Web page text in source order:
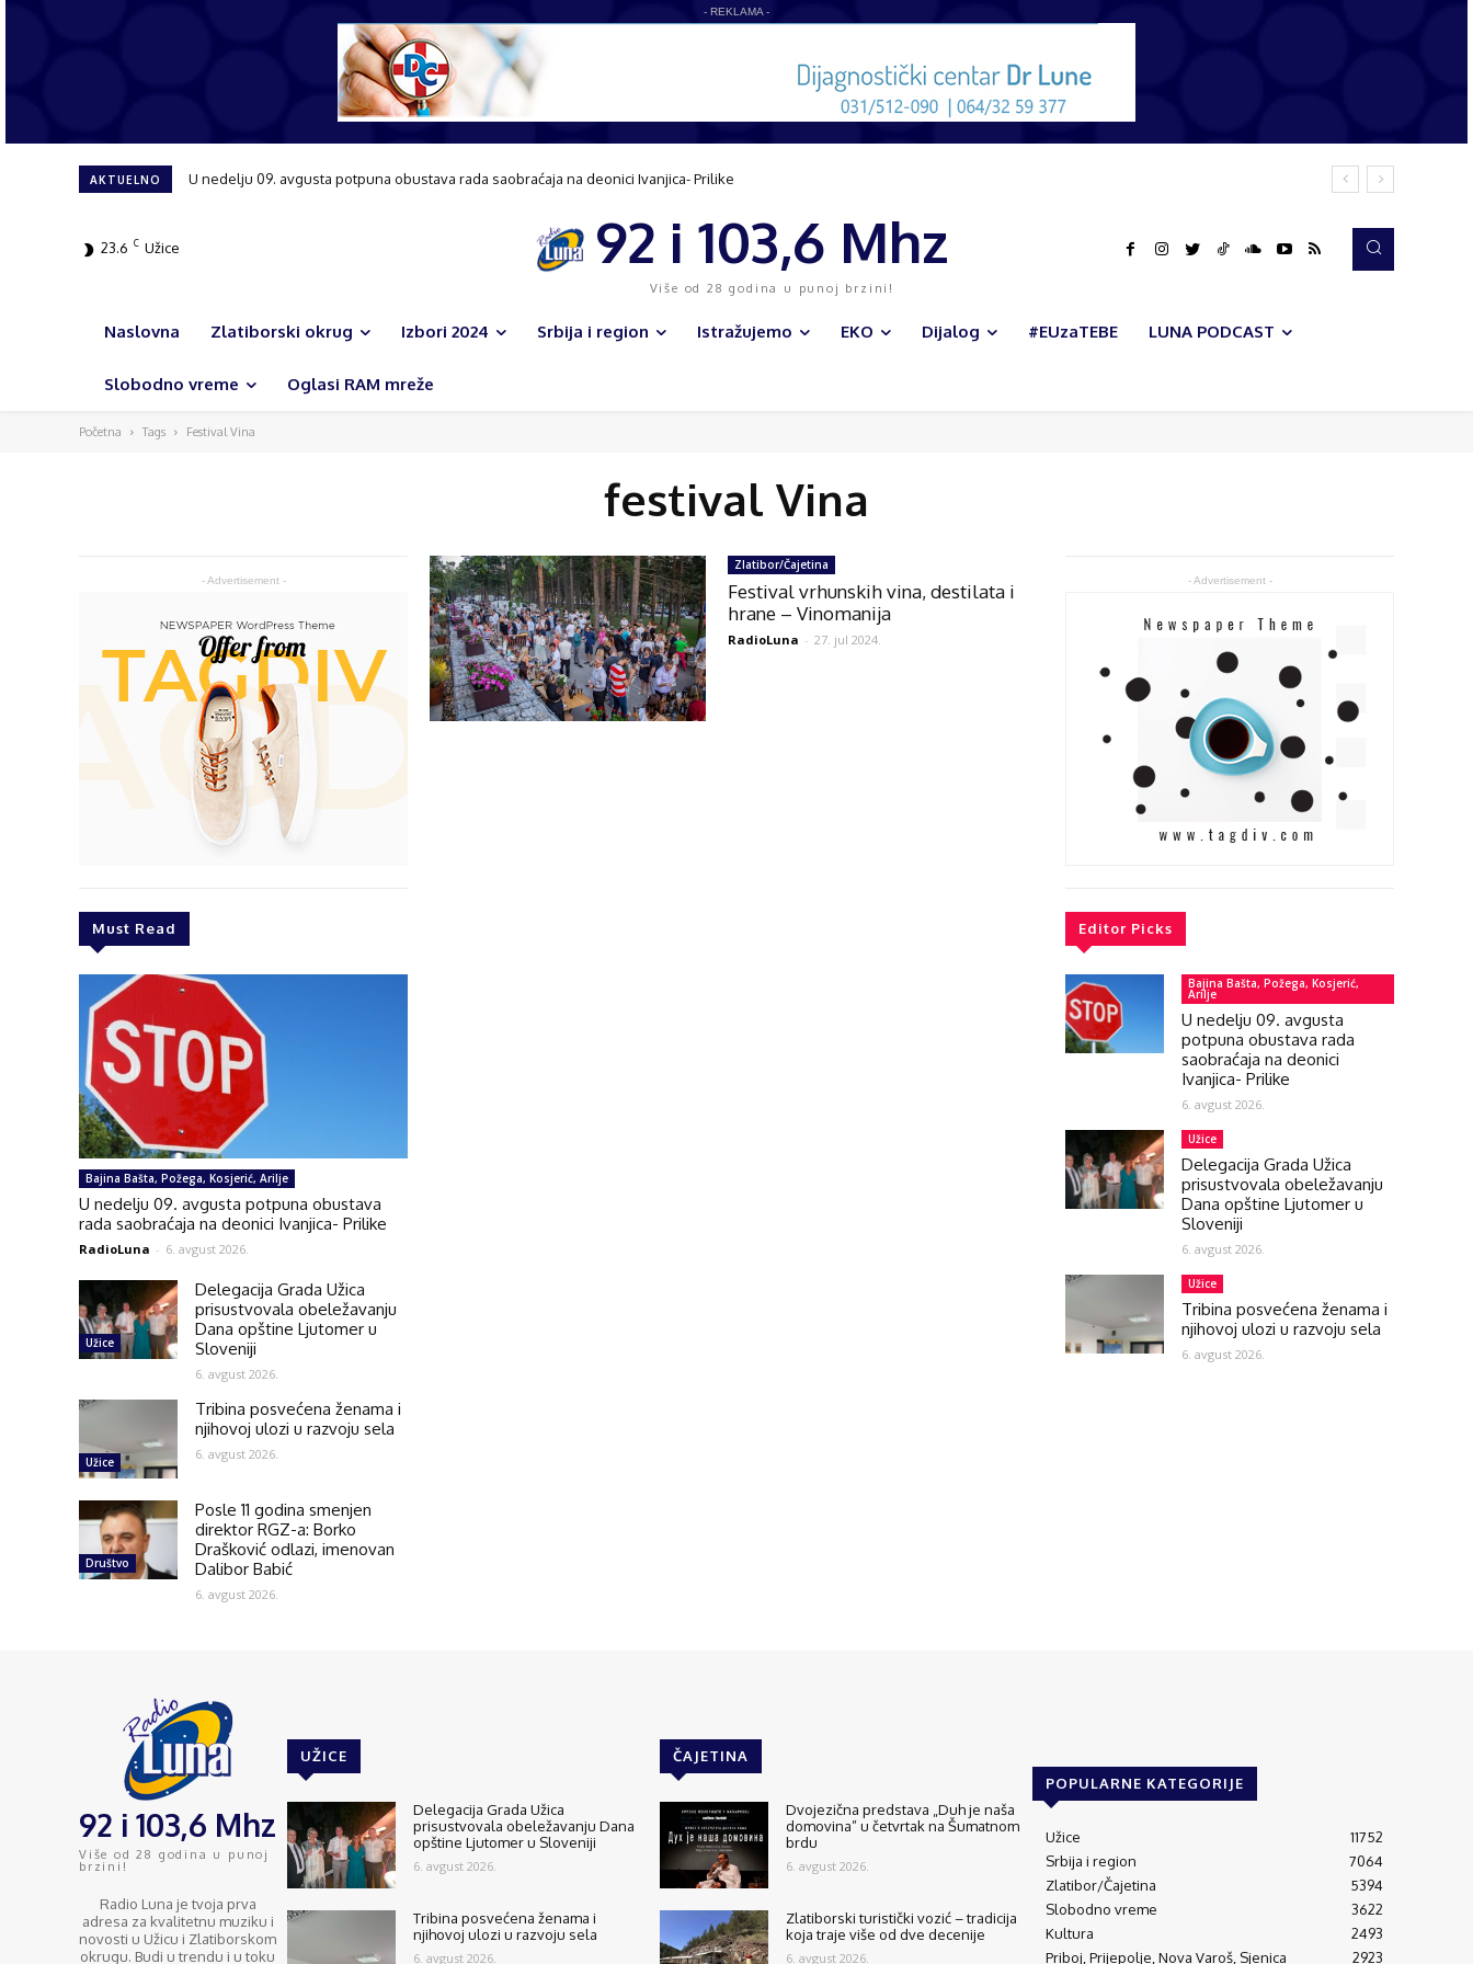
- REKLAMA -
AKTUELNO U nedelju 09. avgusta potpuna obustava rada saobraćaja na deonici Ivanjica- Prilike
23.6 C Užice 92 i 103,6 Mhz
Više od 28 godina u punoj brzini!
Naslovna Zlatiborski okrug Izbori 2024 Srbija i region Istražujemo EKO Dijalog #EUzaTEBE LUNA PODCAST
Slobodno vreme Oglasi RAM mreže
Početna Tags Festival Vina
festival Vina
- Advertisement -
Must Read
Bajina Bašta, Požega, Kosjerić, Arilje
U nedelju 09. avgusta potpuna obustava
rada saobraćaja na deonici Ivanjica- Prilike
RadioLuna - 6. avgust 2026.
Užice
Delegacija Grada Užica
prisustvovala obeležavanju
Dana opštine Ljutomer u
Sloveniji
6. avgust 2026.
Užice
Tribina posvećena ženama i
njihovoj ulozi u razvoju sela
6. avgust 2026.
Društvo
Posle 11 godina smenjen
direktor RGZ-a: Borko
Drašković odlazi, imenovan
Dalibor Babić
6. avgust 2026.
Zlatibor/Čajetina
Festival vrhunskih vina, destilata i
hrane – Vinomanija
RadioLuna - 27. jul 2024.
- Advertisement -
Editor Picks
Bajina Bašta, Požega, Kosjerić,
Arilje
U nedelju 09. avgusta
potpuna obustava rada
saobraćaja na deonici
Ivanjica- Prilike
6. avgust 2026.
Užice
Delegacija Grada Užica
prisustvovala obeležavanju
Dana opštine Ljutomer u
Sloveniji
6. avgust 2026.
Užice
Tribina posvećena ženama i
njihovoj ulozi u razvoju sela
6. avgust 2026.
92 i 103,6 Mhz
Više od 28 godina u punoj
brzini!
Radio Luna je tvoja prva
adresa za kvalitetnu muziku i
novosti u Užicu i Zlatiborskom
okrugu. Budi u trendu i u toku
UŽICE
Delegacija Grada Užica
prisustvovala obeležavanju Dana
opštine Ljutomer u Sloveniji
6. avgust 2026.
Tribina posvećena ženama i
njihovoj ulozi u razvoju sela
6. avgust 2026.
ČAJETINA
Dvojezična predstava „Duh je naša
domovina” u četvrtak na Šumatnom
brdu
6. avgust 2026.
Zlatiborski turistički vozić – tradicija
koja traje više od dve decenije
6. avgust 2026.
POPULARNE KATEGORIJE
Užice
11752
Srbija i region
7064
Zlatibor/Čajetina
5394
Slobodno vreme
3622
Kultura
2493
Priboj, Prijepolje, Nova Varoš, Sjenica
2923